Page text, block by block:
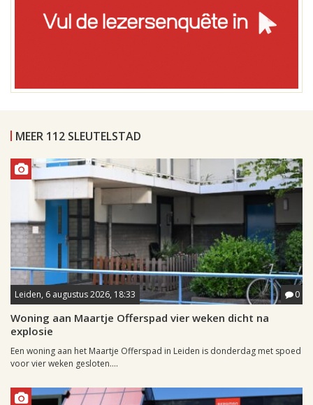
MEER 112 SLEUTELSTAD
Leiden, 6 augustus 2026, 18:33 0
Woning aan Maartje Offerspad vier weken dicht na
explosie
Een woning aan het Maartje Offerspad in Leiden is donderdag met spoed
voor vier weken gesloten....